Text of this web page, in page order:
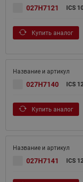
027H7121 ICS
Купить аналог
027H7140 ICS
Купить аналог
027H7141 ICS